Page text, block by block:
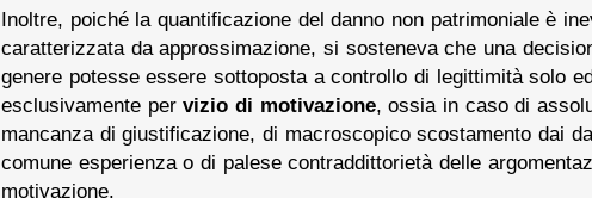
Inoltre, poiché la quantificazione del danno non patrimoniale è
caratterizzata da approssimazione, si sosteneva che una
genere potesse essere sottoposta a controllo di legittimità solo
esclusivamente pervizio di motivazione, ossia in caso di
mancanza di giustificazione, di macroscopico scostamento dai
comune esperienza o di palese contraddittorietà delle
motivazione.